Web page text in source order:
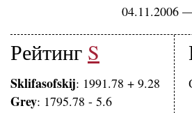
04.11.2006
Рейтинг S
Sklifasofskij: 1991.78 + 9.28
Grey: 1795.78 - 5.6